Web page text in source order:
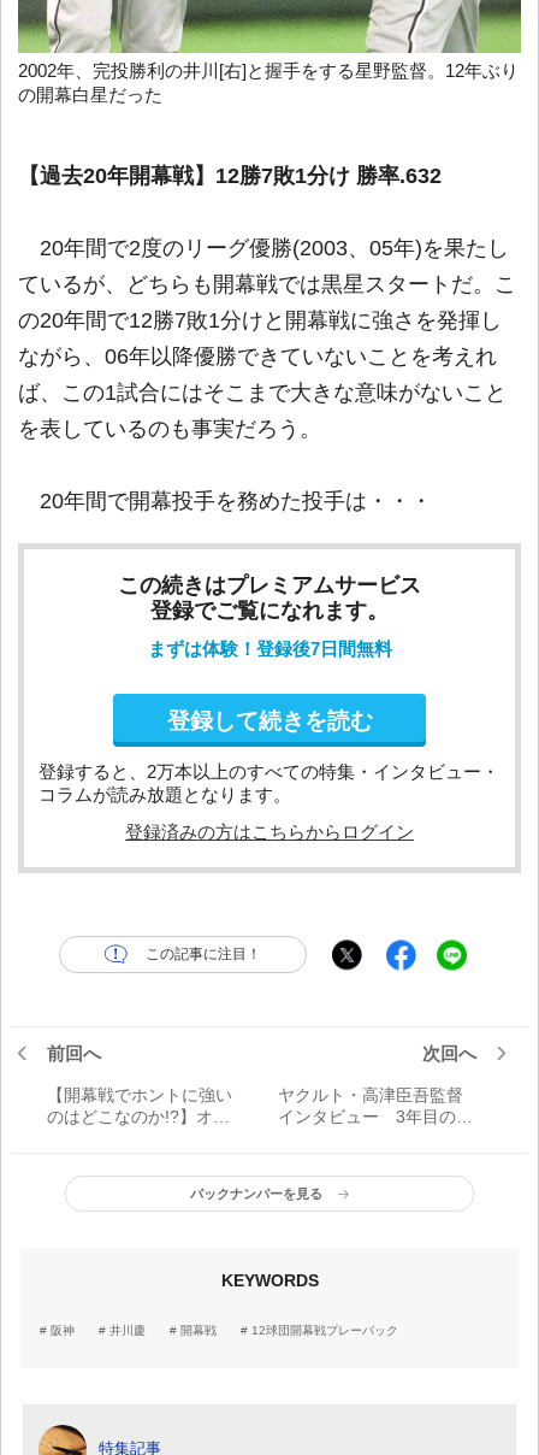
2002年、完投勝利の井川[右]と握手をする星野監督。12年ぶり
の開幕白星だった
【過去20年開幕戦】12勝7敗1分け 勝率.632
20年間で2度のリーグ優勝(2003、05年)を果たし
ているが、どちらも開幕戦では黒星スタートだ。こ
の20年間で12勝7敗1分けと開幕戦に強さを発揮し
ながら、06年以降優勝できていないことを考えれ
ば、この1試合にはそこまで大きな意味がないこと
を表しているのも事実だろう。
20年間で開幕投手を務めた投手は・・・
この続きはプレミアムサービス
登録でご覧になれます。
まずは体験！登録後7日間無料
登録して続きを読む
登録すると、2万本以上のすべての特集・インタビュー・
コラムが読み放題となります。
登録済みの方はこちらからログイン
この記事に注目！
前回へ
【開幕戦でホントに強い
のはどこなのか!?】オリ
けも3度……負の連鎖を断
ち切り新たな歴史を／12
球団開幕戦プレーバック
次回へ
ヤクルト・高津臣吾監督
インタビュー 3年目の真
いたい」
バックナンバーを見る
KEYWORDS
阪神 井川慶 開幕戦 12球団開幕戦プレーバック
特集記事